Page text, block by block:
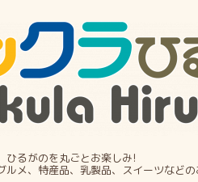
ひるがのを丸ごとお楽しみ!
ルメ、特産品、乳製品、スイーツなど